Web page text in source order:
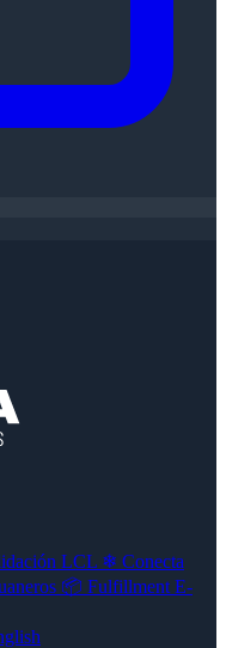
LCL ❄ Conecta
📦 Fulfillment E-